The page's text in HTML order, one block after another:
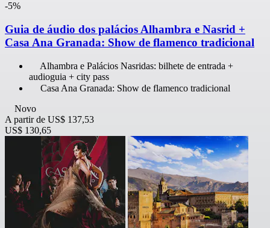
-5%
Guia de áudio dos palácios Alhambra e Nasrid +
Casa Ana Granada: Show de flamenco tradicional
Alhambra e Palácios Nasridas: bilhete de entrada +
audioguia + city pass
Casa Ana Granada: Show de flamenco tradicional
Novo
A partir de US$ 137,53
US$ 130,65